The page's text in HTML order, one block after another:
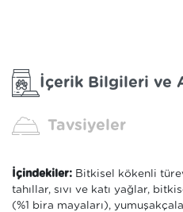
İçerik Bilgileri ve
Tavsiyeler
İçindekiler: Bitkisel kökenli
tahıllar, sıvı ve katı yağlar,
(%1 bira mayaları),